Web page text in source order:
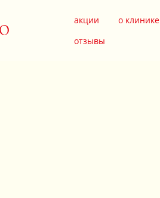
акции о клинике
отзывы